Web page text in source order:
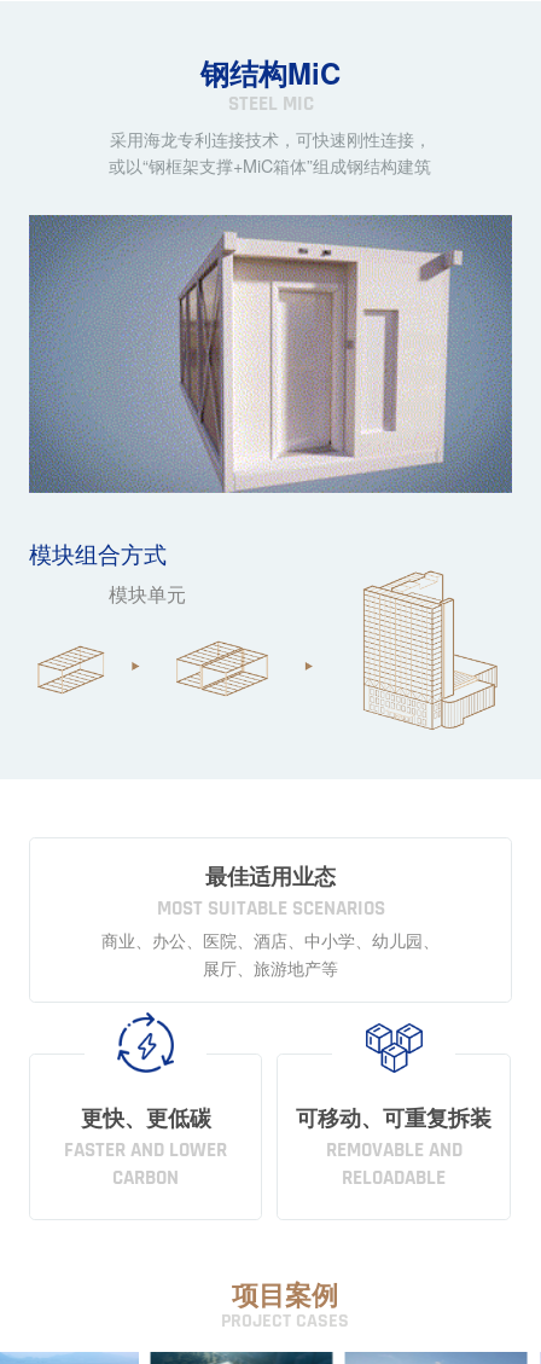
钢结构MiC
STEEL MIC
采用海龙专利连接技术，可快速刚性连接，
或以“钢框架支撑+MiC箱体”组成钢结构建筑
模块组合方式
模块单元
最佳适用业态
MOST SUITABLE SCENARIOS
商业、办公、医院、酒店、中小学、幼儿园、
展厅、旅游地产等
更快、更低碳
FASTER AND LOWER
CARBON
可移动、可重复拆装
REMOVABLE AND
RELOADABLE
项目案例
PROJECT CASES